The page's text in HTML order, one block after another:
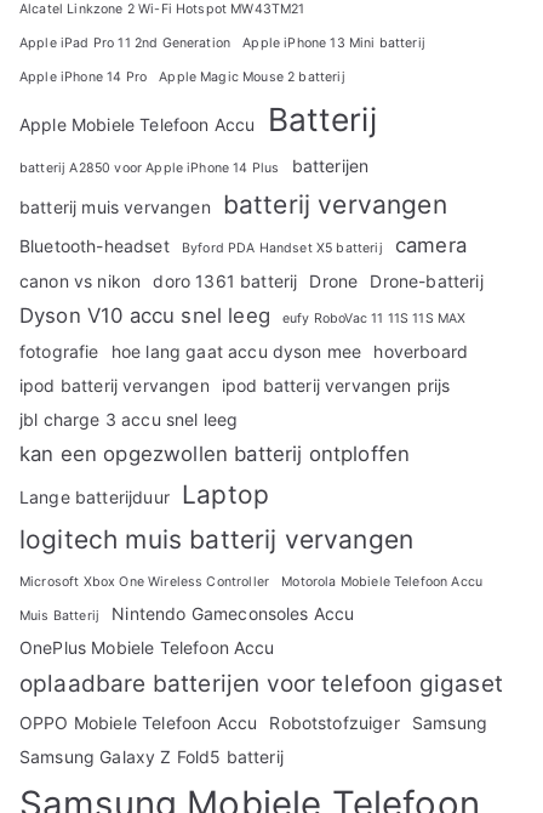
Alcatel Linkzone 2 Wi-Fi Hotspot MW43TM21
Apple iPad Pro 11 2nd Generation Apple iPhone 13 Mini batterij
Apple iPhone 14 Pro Apple Magic Mouse 2 batterij
Apple Mobiele Telefoon Accu Batterij
batterij A2850 voor Apple iPhone 14 Plus
batterijen
batterij muis vervangen
batterij vervangen
Bluetooth-headset Byford PDA Handset X5 batterij camera
canon vs nikon doro 1361 batterij Drone Drone-batterij
Dyson V10 accu snel leeg eufy RoboVac 11 11S 11S MAX
fotografie hoe lang gaat accu dyson mee
hoverboard
ipod batterij vervangen
ipod batterij vervangen prijs
jbl charge 3 accu snel leeg
kan een opgezwollen batterij ontploffen
Lange batterijduur
Laptop
logitech muis batterij vervangen
Microsoft Xbox One Wireless Controller Motorola Mobiele Telefoon Accu
Muis Batterij
Nintendo Gameconsoles Accu
OnePlus Mobiele Telefoon Accu
oplaadbare batterijen voor telefoon gigaset
OPPO Mobiele Telefoon Accu Robotstofzuiger
Samsung
Samsung Galaxy Z Fold5 batterij
Samsung Mobiele Telefoon